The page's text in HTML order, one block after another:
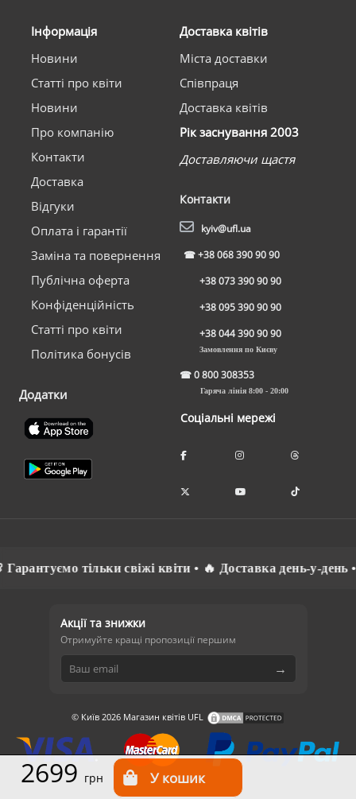
2699 грн
Інформація
Новини
Статті про квіти
Новини
Про компанію
Контакти
Доставка
Відгуки
Оплата і гарантії
Заміна та повернення
Публічна оферта
Конфіденційність
Статті про квіти
Політика бонусів
Додатки
Доставка квітів
Міста доставки
Співпраця
Доставка квітів
Рік заснування 2003
Доставляючи щастя
Контакти
kyiv@ufl.ua
☎+38 068 390 90 90
+38 073 390 90 90
+38 095 390 90 90
+38 044 390 90 90
Замовлення по Києву
☎0 800 308353
Гаряча лінія 8:00 - 20:00
Соціальні мережі
тільки свіжі квіти • 🔥 Доставка день-у-день •
Акції та знижки
Отримуйте кращі пропозиції першим
→
© Київ 2026 Магазин квітів UFL